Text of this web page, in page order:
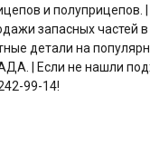
и полуприцепов.
запасных частей
детали на
| Если не нашли
99-14!